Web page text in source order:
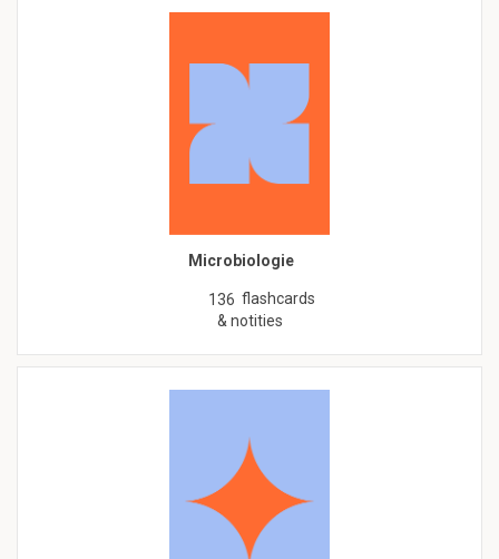
Microbiologie
136 flashcards
& notities